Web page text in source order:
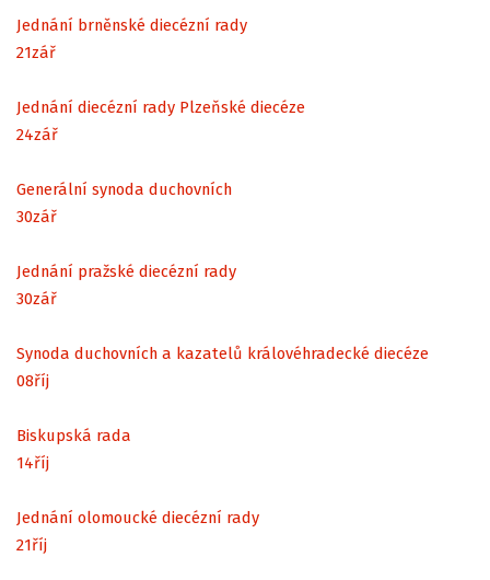
Jednání brněnské diecézní rady
21zář
Jednání diecézní rady Plzeňské diecéze
24zář
Generální synoda duchovních
30zář
Jednání pražské diecézní rady
30zář
Synoda duchovních a kazatelů královéhradecké diecéze
08říj
Biskupská rada
14říj
Jednání olomoucké diecézní rady
21říj